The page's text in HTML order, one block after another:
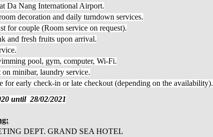
Da Nang International Airport.
decoration and daily turndown services.
for couple (Room service on request).
and fresh fruits upon arrival.
pool, gym, computer, Wi-Fi.
on minibar, laundry service.
for early check-in or late checkout (depending on the availability).
until 28/02/2021
DEPT. GRAND SEA HOTEL